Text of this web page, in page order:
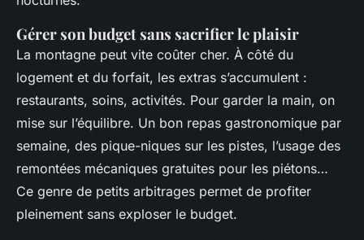
Gérer son budget sans sacrifier le plaisir
La montagne peut vite coûter cher. À côté du
logement et du forfait, les extras s’accumulent :
restaurants, soins, activités. Pour garder la main, on
mise sur l’équilibre. Un bon repas gastronomique par
semaine, des pique-niques sur les pistes, l’usage des
remontées mécaniques gratuites pour les piétons…
Ce genre de petits arbitrages permet de profiter
pleinement sans exploser le budget.